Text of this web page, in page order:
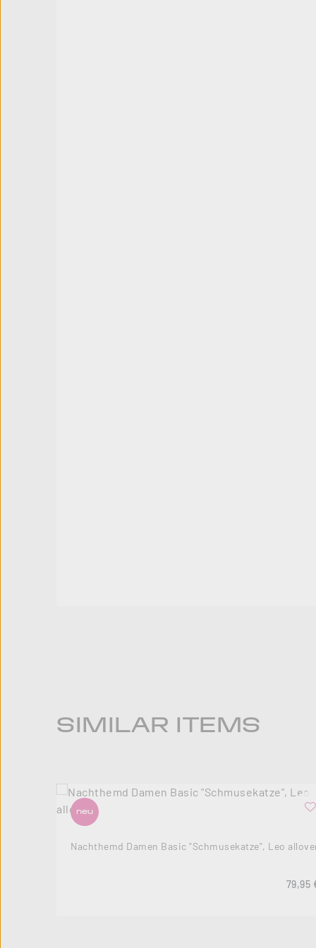
Produktgalerie überspringen
SIMILAR ITEMS
neu
Nachthemd Damen Basic "Schmusekatze", Leo
79,95